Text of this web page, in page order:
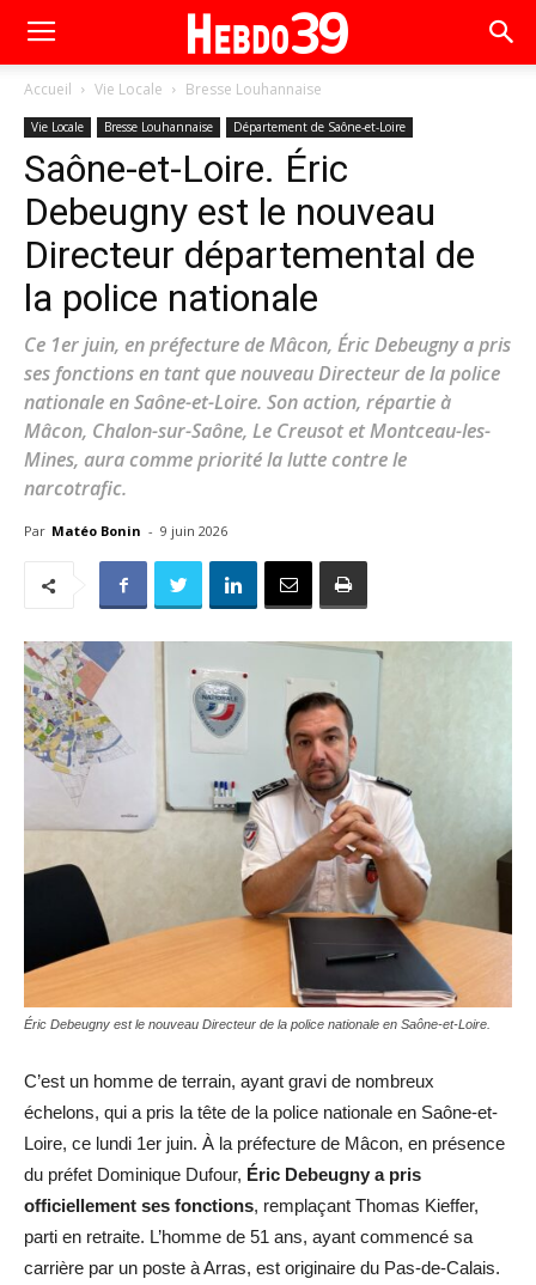
Accueil Vie Locale Bresse Louhannaise
Vie Locale Bresse Louhannaise Département de Saône-et-Loire
Saône-et-Loire. Éric
Debeugny est le nouveau
Directeur départemental de
la police nationale
Ce 1er juin, en préfecture de Mâcon, Éric Debeugny a pris
ses fonctions en tant que nouveau Directeur de la police
nationale en Saône-et-Loire. Son action, répartie à
Mâcon, Chalon-sur-Saône, Le Creusot et Montceau-les-
Mines, aura comme priorité la lutte contre le
narcotrafic.
Par Matéo Bonin - 9 juin 2026
Éric Debeugny est le nouveau Directeur de la police nationale en Saône-et-Loire.
C’est un homme de terrain, ayant gravi de nombreux
échelons, qui a pris la tête de la police nationale en Saône-et-
Loire, ce lundi 1er juin. À la préfecture de Mâcon, en présence
du préfet Dominique Dufour, Éric Debeugny a pris
officiellement ses fonctions, remplaçant Thomas Kieffer,
parti en retraite. L’homme de 51 ans, ayant commencé sa
carrière par un poste à Arras, est originaire du Pas-de-Calais.